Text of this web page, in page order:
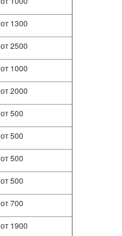
от 1300
от 2500
от 1000
от 2000
от 500
от 500
от 500
от 500
от 700
от 1900